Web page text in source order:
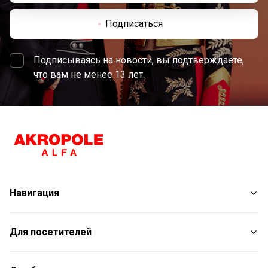
Подписаться
Подписываясь на новости, вы подтверждаете,
что вам не менее 13 лет.
Навигация
Услуги
Развлечения
Для посетителей